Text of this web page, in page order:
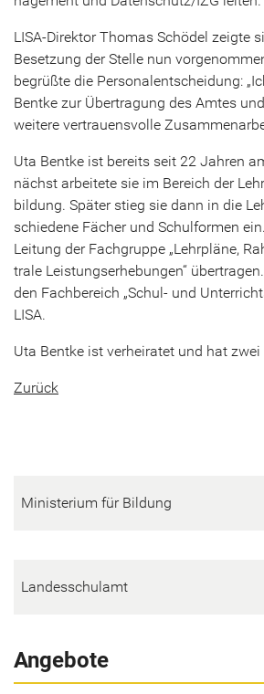
LISA-​Direktor Tho­mas Sch­ödel zeig­te
Be­set­zung der Stel­le nun
be­grüß­te die Per­so­nal­ent­schei­dung:
Bent­ke zur Über­tra­gung des Amtes
wei­te­re ver­trau­ens­vol­le
Uta Bent­ke ist be­reits seit 22 Jah­ren
nächst ar­bei­te­te sie im Be­reich der
bil­dung. Spä­ter stieg sie dann in die
schie­de­ne Fä­cher und Schul­for­men
Lei­tung der Fach­grup­pe „Lehr­plä­ne,
tra­le Leis­tungs­er­he­bun­gen“
den Fach­be­reich „Schul-​ und
LISA.
Uta Bent­ke ist ver­hei­ra­tet und hat zwei
Zu­rück
Mi­nis­te­ri­um für Bil­dung
Lan­des­schul­amt
Angebote